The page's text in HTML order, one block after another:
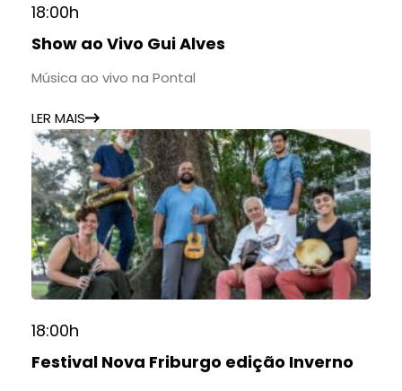
18:00h
Show ao Vivo Gui Alves
Música ao vivo na Pontal
LER MAIS
18:00h
Festival Nova Friburgo edição Inverno